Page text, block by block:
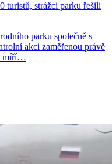
turistů, strážci parku řešili
parku společně s
akci zaměřenou právě
míří…